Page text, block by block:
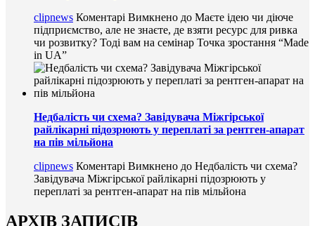
clipnews Коментарі Вимкнено до Маєте ідею чи діюче
підприємство, але не знаєте, де взяти ресурс для ривка
чи розвитку? Тоді вам на семінар Точка зростання “Made
in UA”
Недбалість чи схема? Завідувача Міжгірської
райлікарні підозрюють у переплаті за рентген-апарат
на пів мільйона
clipnews Коментарі Вимкнено до Недбалість чи схема?
Завідувача Міжгірської райлікарні підозрюють у
переплаті за рентген-апарат на пів мільйона
АРХІВ ЗАПИСІВ